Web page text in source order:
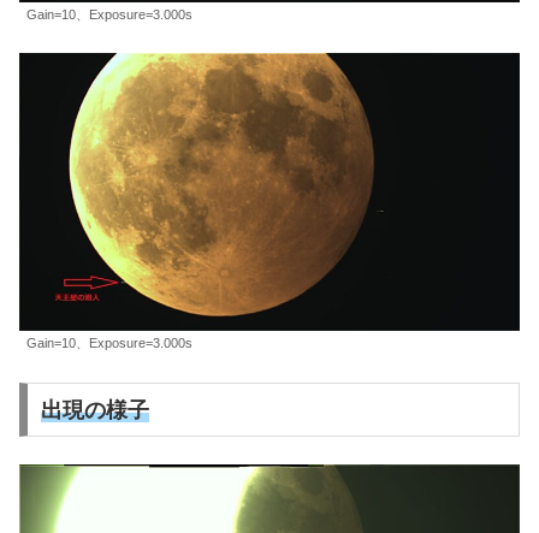
Gain=10、Exposure=3.000s
Gain=10、Exposure=3.000s
出現の様子